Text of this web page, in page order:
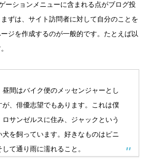
ーションメニューに含まれる点がブログ投
ずは、サイト訪問者に対して自分のことを
ジを作成するのが一般的です。たとえば以
昼間はバイク便のメッセンジャーとし
が、俳優志望でもあります。これは僕
サンゼルスに住み、ジャックという
を飼っています。好きなものはピニ
て通り雨に濡れること。